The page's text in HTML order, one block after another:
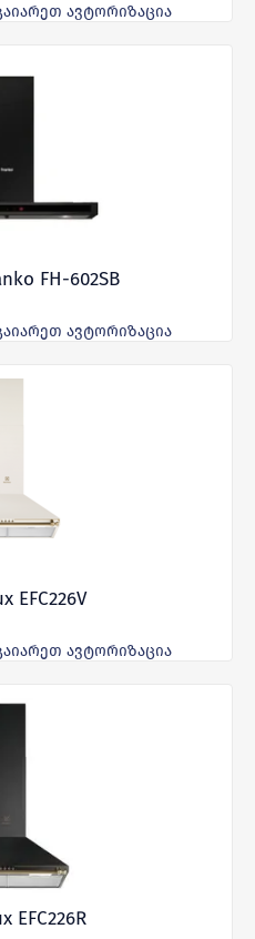
ავტორიზაცია
FH-602SB
ავტორიზაცია
EFC226V
ავტორიზაცია
EFC226R